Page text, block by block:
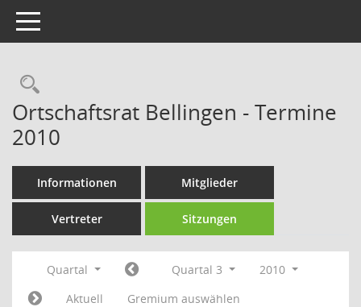
Toggle navigation
Rechercheauswahl
Ortschaftsrat Bellingen - Termine
2010
Informationen Mitglieder
Vertreter Sitzungen
Quartal Quartal 3
2010
Aktuell
Gremium auswählen